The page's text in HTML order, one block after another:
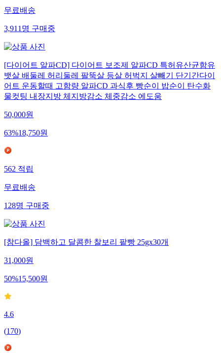
무료배송
3,911명구매중
[다이어트 알파CD] 다이어트 보조제 알파CD 특허유산균함유
뱃살 배둘레 허리둘레 팔뚝살 등살 허벅지 살빼기 단기간다이
어트 운동할때 고함량 알파CD 과식후 빵순이 밥순이 탄수화
물컷팅 내장지방 체지방감소 체중감소 에도움
50,000원
63%18,750원
562적립
무료배송
128명구매중
[참다올] 담백하고 달콤한 찰보리 팥빵 25gx30개
31,000원
50%15,500원
4.6
(170)